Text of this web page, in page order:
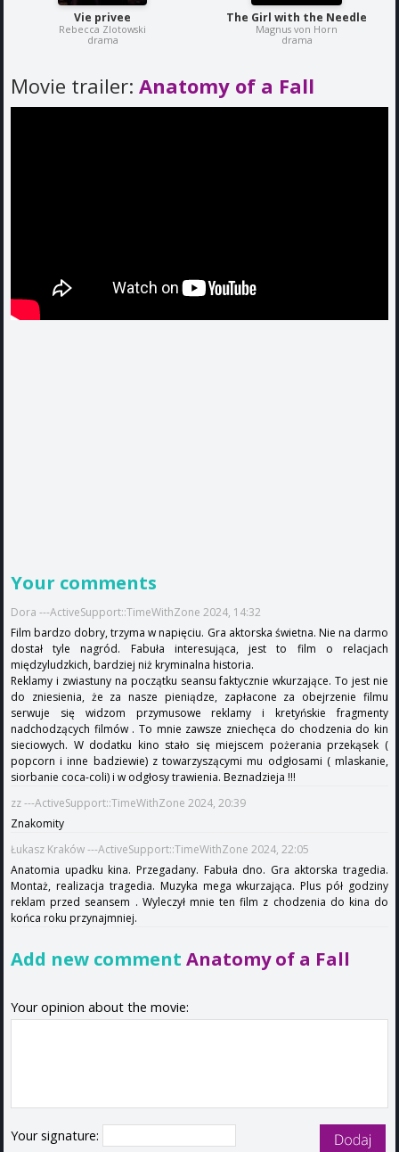
Vie privee
Rebecca Zlotowski
drama
The Girl with the Needle
Magnus von Horn
drama
Movie trailer: Anatomy of a Fall
Your comments
Dora ---ActiveSupport::TimeWithZone 2024, 14:32
Film bardzo dobry, trzyma w napięciu. Gra aktorska świetna. Nie na darmo
dostał tyle nagród. Fabuła interesująca, jest to film o relacjach
międzyludzkich, bardziej niż kryminalna historia.
Reklamy i zwiastuny na początku seansu faktycznie wkurzające. To jest nie
do zniesienia, że za nasze pieniądze, zapłacone za obejrzenie filmu
serwuje się widzom przymusowe reklamy i kretyńskie fragmenty
nadchodzących filmów . To mnie zawsze zniechęca do chodzenia do kin
sieciowych. W dodatku kino stało się miejscem pożerania przekąsek (
popcorn i inne badziewie) z towarzyszącymi mu odgłosami ( mlaskanie,
siorbanie coca-coli) i w odgłosy trawienia. Beznadzieja !!!
zz ---ActiveSupport::TimeWithZone 2024, 20:39
Znakomity
Łukasz Kraków ---ActiveSupport::TimeWithZone 2024, 22:05
Anatomia upadku kina. Przegadany. Fabuła dno. Gra aktorska tragedia.
Montaż, realizacja tragedia. Muzyka mega wkurzająca. Plus pół godziny
reklam przed seansem . Wyleczył mnie ten film z chodzenia do kina do
końca roku przynajmniej.
Add new comment Anatomy of a Fall
Your opinion about the movie:
Your signature: